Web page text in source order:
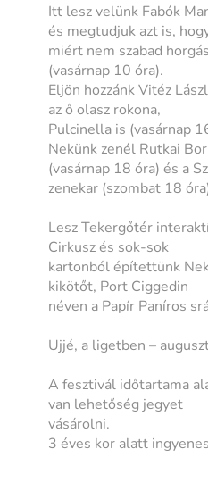
Itt lesz velünk Fabók
és megtudjuk azt is,
miért nem szabad
(vasárnap 10 óra).
Eljön hozzánk Vitéz
az ő olasz rokona,
Pulcinella is (vasárnap
Nekünk zenél Rutkai
(vasárnap 18 óra) és a
zenekar (szombat 18
Lesz Tekergőtér
Cirkusz és sok-sok
kartonból építettünk
kikötőt, Port Ciggedin
néven a Papír Paníros
Ujjé, a ligetben –
A fesztivál időtartama
van lehetőség jegyet
vásárolni.
3 éves kor alatt